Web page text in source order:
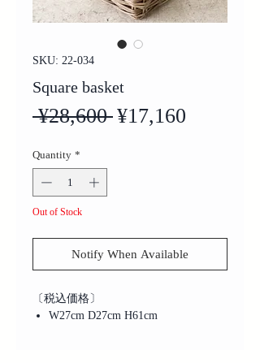
SKU: 22-034
Square basket
¥28,600 Regular
¥17,160
Quantity *
Out of Stock
Notify When Available
〔税込価格〕
W27cm D27cm H61cm